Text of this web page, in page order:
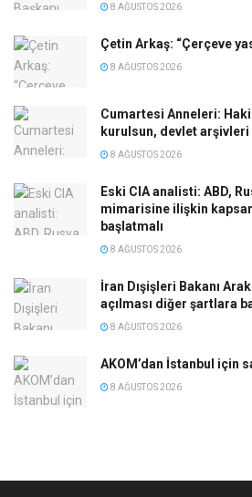
8 AĞUSTOS 2026
Çetin Arkaş: “Çerçeve
8 AĞUSTOS 2026
Cumartesi Anneleri:
kurulsun, devlet arşivleri
8 AĞUSTOS 2026
Eski CIA analisti: ABD,
mimarisine ilişkin
başlatmalı
8 AĞUSTOS 2026
İran Dışişleri Bakanı
açılması diğer şartlara
8 AĞUSTOS 2026
AKOM’dan İstanbul için
8 AĞUSTOS 2026